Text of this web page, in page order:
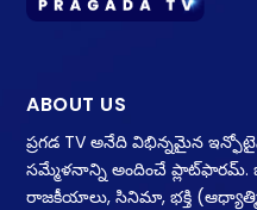
ABOUT US
ప్రగడ TV అనేది విభిన్నమైన
సమ్మేళనాన్ని అందించే ప్లాట్‌ఫారమ్.
రాజకీయాలు, సినిమా, భక్తి